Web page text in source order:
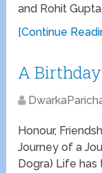
and Rohit
[Continue
A
Honour,
Journey of a
Dogra) Life